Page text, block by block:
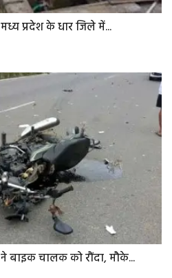
मध्य प्रदेश के धार जिले में...
बाइक चालक को रौंदा, मौके...